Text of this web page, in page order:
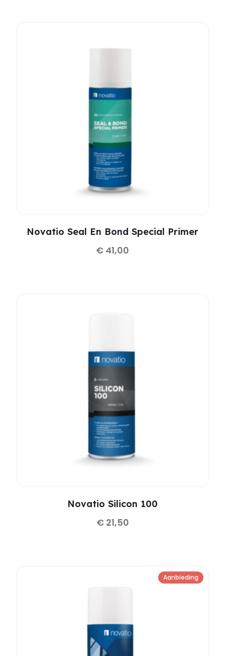
Novatio Seal En Bond Special Primer
€ 41,00
Novatio Silicon 100
€21,50
Aanbieding